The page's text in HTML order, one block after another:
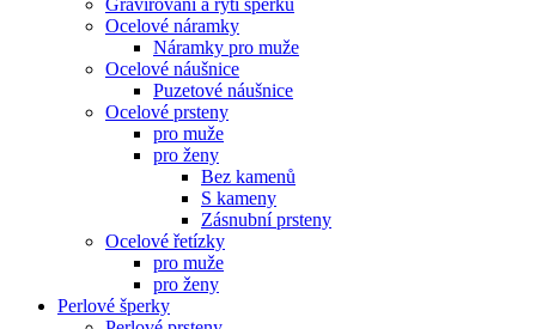
Gravírování a rytí šperků
Ocelové náramky
Náramky pro muže
Ocelové náušnice
Puzetové náušnice
Ocelové prsteny
pro muže
pro ženy
Bez kamenů
S kameny
Zásnubní prsteny
Ocelové řetízky
pro muže
pro ženy
Perlové šperky